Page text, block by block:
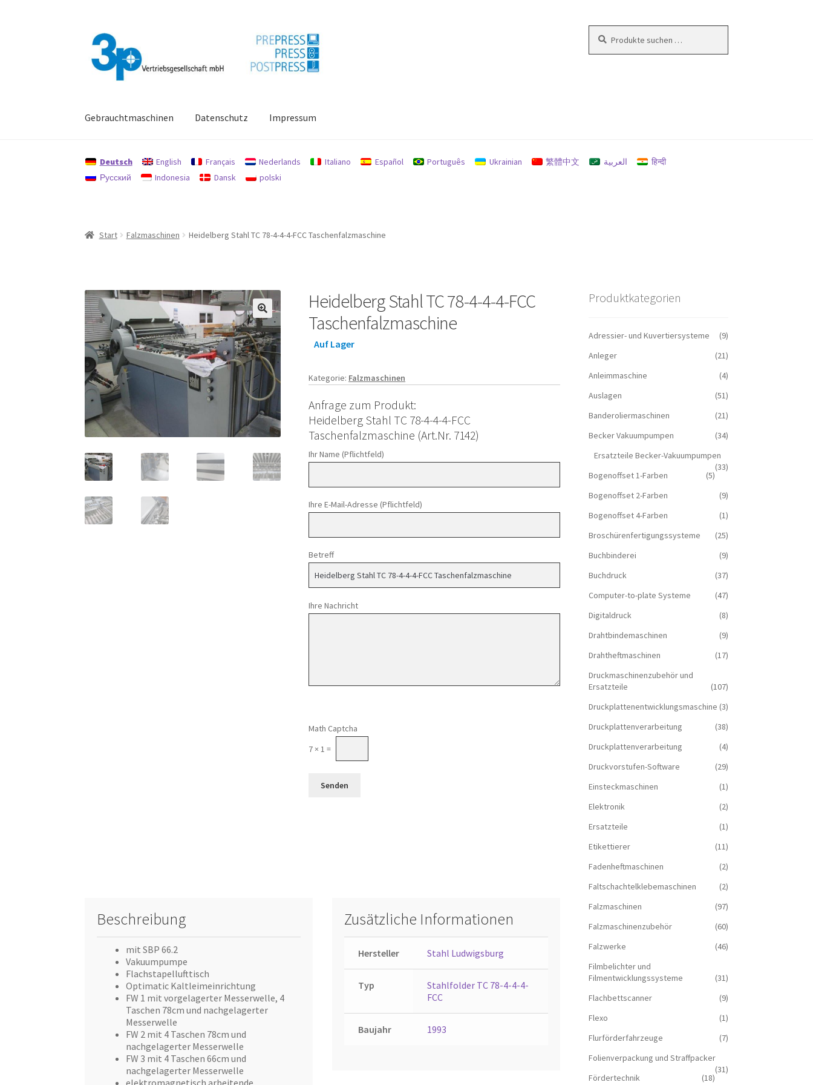
Navigation
springen
Zum
Inhalt
springen
nach:
Gebrauchtmaschinen Datenschutz Impressum
Deutsch English Français Nederlands Italiano Español Português Ukrainian 繁體中文 العربية
हिन्दी
Русский
Indonesia Dansk polski
Start Falzmaschinen Heidelberg Stahl TC 78-4-4-4-FCC Taschenfalzmaschine
Heidelberg Stahl TC 78-4-4-4-FCC
Taschenfalzmaschine
Auf Lager
Kategorie: Falzmaschinen
Anfrage zum Produkt:
Heidelberg Stahl TC 78-4-4-4-FCC
Taschenfalzmaschine (Art.Nr. 7142)
Ihr Name (Pflichtfeld)
Ihre E-Mail-Adresse (Pflichtfeld)
Betreff
Ihre Nachricht
Math Captcha
7 × 1 =
Beschreibung
mit SBP 66.2
Vakuumpumpe
Flachstapellufttisch
Optimatic Kaltleimeinrichtung
FW 1 mit vorgelagerter Messerwelle, 4
Taschen 78cm und nachgelagerter
Messerwelle
FW 2 mit 4 Taschen 78cm und
nachgelagerter Messerwelle
FW 3 mit 4 Taschen 66cm und
nachgelagerter Messerwelle
elektromagnetisch arbeitende
Zusätzliche Informationen
Hersteller Stahl Ludwigsburg
Typ
Stahlfolder TC 78-4-4-4-
FCC
Baujahr 1993
Produktkategorien
Adressier- und Kuvertiersysteme
(9)
Anleger
(21)
Anleimmaschine
(4)
Auslagen
(51)
Banderoliermaschinen
(21)
Becker Vakuumpumpen
(34)
Ersatzteile Becker-Vakuumpumpen
(33)
Bogenoffset 1-Farben
(5)
Bogenoffset 2-Farben
(9)
Bogenoffset 4-Farben
(1)
Broschürenfertigungssysteme
(25)
Buchbinderei
(9)
Buchdruck
(37)
Computer-to-plate Systeme
(47)
Digitaldruck
(8)
Drahtbindemaschinen
(9)
Drahtheftmaschinen
(17)
Druckmaschinenzubehör und
Ersatzteile
(107)
Druckplattenentwicklungsmaschine (3)
Druckplattenverarbeitung
(38)
Druckplattenverarbeitung
(4)
Druckvorstufen-Software
(29)
Einsteckmaschinen
(1)
Elektronik
(2)
Ersatzteile
(1)
Etikettierer
(11)
Fadenheftmaschinen
(2)
Faltschachtelklebemaschinen
(2)
Falzmaschinen
(97)
Falzmaschinenzubehör
(60)
Falzwerke
(46)
Filmbelichter und
Filmentwicklungssysteme
(31)
Flachbettscanner
(9)
Flexo
(1)
Flurförderfahrzeuge
(7)
Folienverpackung und Straffpacker
(31)
Fördertechnik (18)